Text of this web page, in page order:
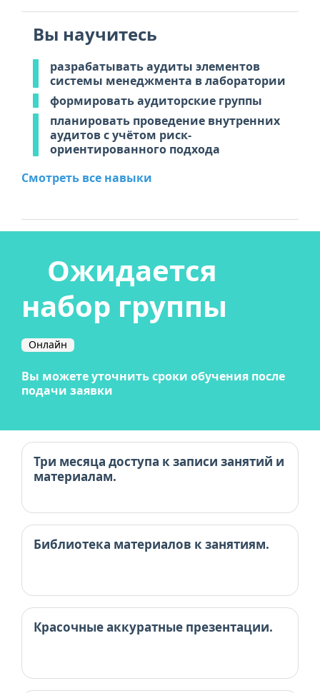
Вы научитесь
разрабатывать аудиты элементов
системы менеджмента в лаборатории
формировать аудиторские группы
планировать проведение внутренних
аудитов с учётом риск-
ориентированного подхода
Смотреть все навыки
Ожидается
набор группы
Онлайн
Вы можете уточнить сроки обучения после
подачи заявки
Три месяца доступа к записи занятий и
материалам.
Библиотека материалов к занятиям.
Красочные аккуратные презентации.